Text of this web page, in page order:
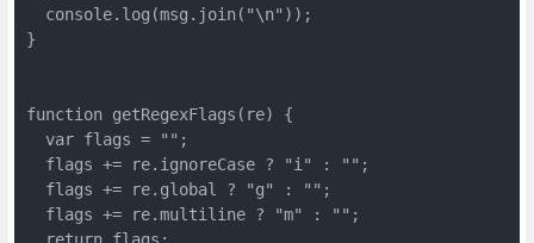
  console.log(msg.join("\n"));
}
function getRegexFlags(re) {
  var flags = "";
  flags += re.ignoreCase ? "i" : "";
  flags += re.global ? "g" : "";
  flags += re.multiline ? "m" : "";
  return flags;